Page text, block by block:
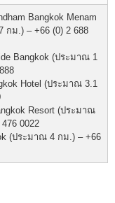
Bangkok Menam
กม.) – +66 (0) 2 688
Bangkok (ประมาณ 1
Hotel (ประมาณ 3.1
Resort (ประมาณ
0022
(ประมาณ 4 กม.) – +66